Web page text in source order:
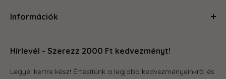
megteszünk mindent, hogy a kertészkedés egyszerű és
hogy megleld amire vágysz.
Kerti kiegészítők
Otthon és konyha
Grill
Információk
Kapcsolat
Hírlevél - Szerezz 2000 Ft kedvezményt!
Legyél kertre kész! Értesítünk a legjobb kedvezményeinkről és